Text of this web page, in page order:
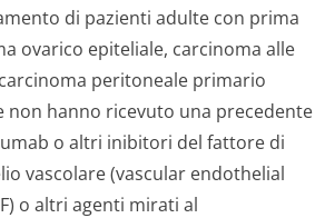
di pazienti adulte con prima
ovarico epiteliale, carcinoma alle
peritoneale primario
non hanno ricevuto una precedente
o altri inibitori del fattore di
vascolare (vascular endothelial
o altri agenti mirati al